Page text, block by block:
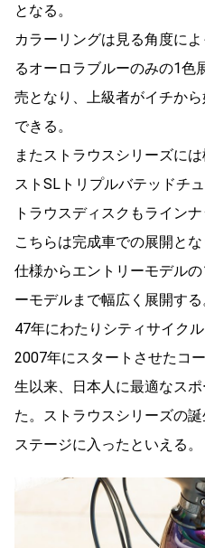
となる。
カラーリングは見る角度に
るオーロラブルーのみの1色
売となり、上級者がイチか
できる。
またストラウスシリーズに
ストSLトリプルバテッドチ
トラウスディスクもラインナ
こちらは完成車での展開と
仕様からエントリーモデル
ーモデルまで幅広く展開する
47年にわたりシティサイク
2007年にスタートさせたコ
生以来、日本人に最適なス
た。ストラウスシリーズの
ステージに入ったといえる。